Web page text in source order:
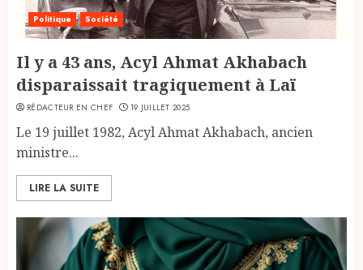
Politique Société
Il y a 43 ans, Acyl Ahmat Akhabach
disparaissait tragiquement à Laï
RÉDACTEUR EN CHEF 19 JUILLET 2025
Le 19 juillet 1982, Acyl Ahmat Akhabach, ancien
ministre...
LIRE LA SUITE